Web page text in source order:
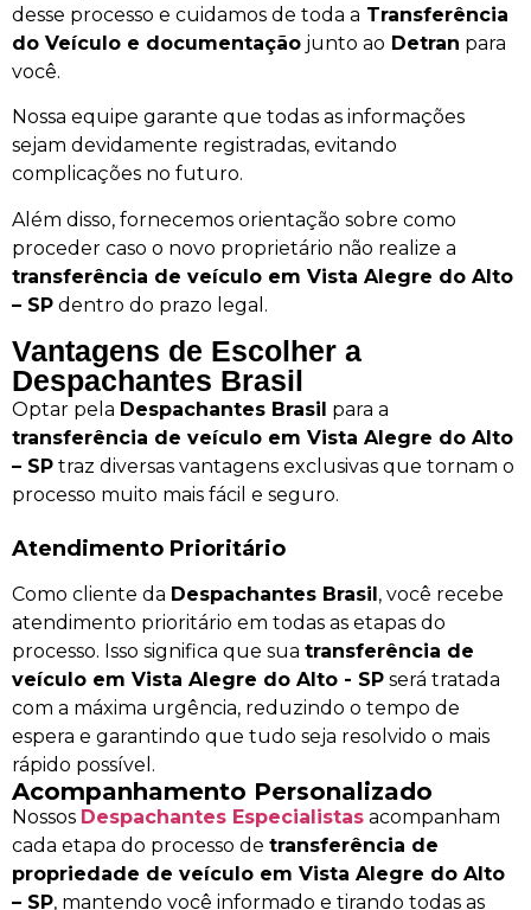
desse processo e cuidamos de toda a Transferência
do Veículo e documentação junto ao Detran para
você.
Nossa equipe garante que todas as informações
sejam devidamente registradas, evitando
complicações no futuro.
Além disso, fornecemos orientação sobre como
proceder caso o novo proprietário não realize a
transferência de veículo em Vista Alegre do Alto
– SP dentro do prazo legal.
Vantagens de Escolher a
Despachantes Brasil
Optar pela Despachantes Brasil para a
transferência de veículo em Vista Alegre do Alto
– SP traz diversas vantagens exclusivas que tornam o
processo muito mais fácil e seguro.
Atendimento Prioritário
Como cliente da Despachantes Brasil, você recebe
atendimento prioritário em todas as etapas do
processo. Isso significa que sua transferência de
veículo em Vista Alegre do Alto - SP será tratada
com a máxima urgência, reduzindo o tempo de
espera e garantindo que tudo seja resolvido o mais
rápido possível.
Acompanhamento Personalizado
Nossos Despachantes Especialistas acompanham
cada etapa do processo de transferência de
propriedade de veículo em Vista Alegre do Alto
– SP, mantendo você informado e tirando todas as